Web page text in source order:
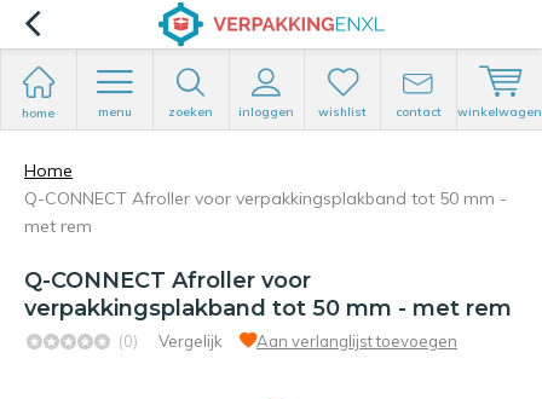
home menu zoeken inloggen wishlist contact winkelwagen
Home
Q-CONNECT Afroller voor verpakkingsplakband tot 50 mm -
met rem
Q-CONNECT Afroller voor
verpakkingsplakband tot 50 mm - met rem
(0) Vergelijk Aan verlanglijst toevoegen